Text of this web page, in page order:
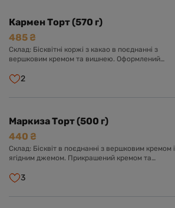
Кармен Торт (570 г)
485 ₴
Склад: Бісквітні коржі з какао в поєднанні з
вершковим кремом та вишнею. Оформлений
вишнею.
2
Маркиза Торт (500 г)
440 ₴
Склад: Бісквіт в поєднанні з вершковим кремом і
ягідним джемом. Прикрашений кремом та
3